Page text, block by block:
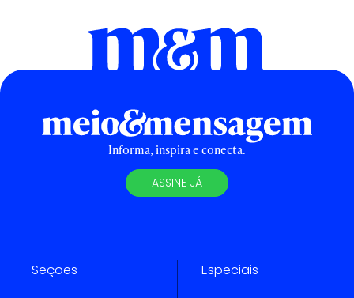
Informa, inspira e conecta.
ASSINE JÁ
Seções Especiais